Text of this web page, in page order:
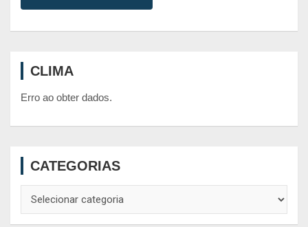
CLIMA
Erro ao obter dados.
CATEGORIAS